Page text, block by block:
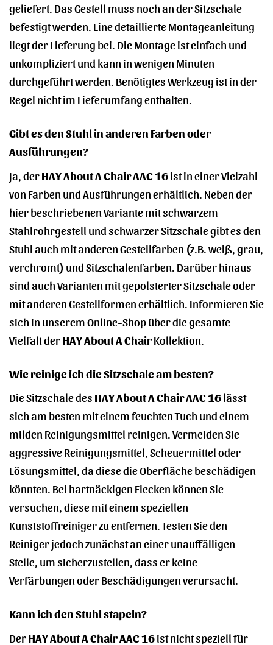
geliefert. Das Gestell muss noch an der Sitzschale
befestigt werden. Eine detaillierte Montageanleitung
liegt der Lieferung bei. Die Montage ist einfach und
unkompliziert und kann in wenigen Minuten
durchgeführt werden. Benötigtes Werkzeug ist in der
Regel nicht im Lieferumfang enthalten.
Gibt es den Stuhl in anderen Farben oder
Ausführungen?
Ja, derHAY About A Chair AAC 16ist in einer Vielzahl
von Farben und Ausführungen erhältlich. Neben der
hier beschriebenen Variante mit schwarzem
Stahlrohrgestell und schwarzer Sitzschale gibt es den
Stuhl auch mit anderen Gestellfarben (z.B. weiß, grau,
verchromt) und Sitzschalenfarben. Darüber hinaus
sind auch Varianten mit gepolsterter Sitzschale oder
mit anderen Gestellformen erhältlich. Informieren Sie
sich in unserem Online-Shop über die gesamte
Vielfalt derHAY About A ChairKollektion.
Wie reinige ich die Sitzschale am besten?
Die Sitzschale des HAY About A Chair AAC 16lässt
sich am besten mit einem feuchten Tuch und einem
milden Reinigungsmittel reinigen. Vermeiden Sie
aggressive Reinigungsmittel, Scheuermittel oder
Lösungsmittel, da diese die Oberfläche beschädigen
könnten. Bei hartnäckigen Flecken können Sie
versuchen, diese mit einem speziellen
Kunststoffreiniger zu entfernen. Testen Sie den
Reiniger jedoch zunächst an einer unauffälligen
Stelle, um sicherzustellen, dass er keine
Verfärbungen oder Beschädigungen verursacht.
Kann ich den Stuhl stapeln?
DerHAY About A Chair AAC 16ist nicht speziell für